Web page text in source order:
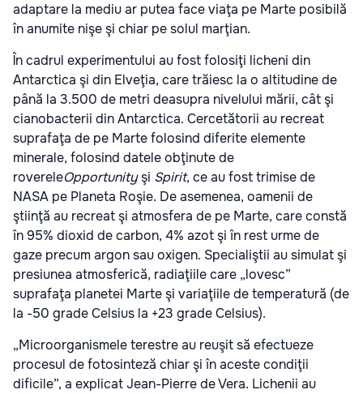
adaptare la mediu ar putea face viaţa pe Marte posibilă
în anumite nişe şi chiar pe solul marţian.
În cadrul experimentului au fost folosiţi licheni din
Antarctica şi din Elveţia, care trăiesc la o altitudine de
până la 3.500 de metri deasupra nivelului mării, cât şi
cianobacterii din Antarctica. Cercetătorii au recreat
suprafaţa de pe Marte folosind diferite elemente
minerale, folosind datele obţinute de
rovereleOpportunityşi Spirit, ce au fost trimise de
NASA pe Planeta Roşie. De asemenea, oamenii de
ştiinţă au recreat şi atmosfera de pe Marte, care constă
în 95% dioxid de carbon, 4% azot şi în rest urme de
gaze precum argon sau oxigen. Specialiştii au simulat şi
presiunea atmosferică, radiaţiile care „lovesc”
suprafaţa planetei Marte şi variaţiile de temperatură (de
la -50 grade Celsius la +23 grade Celsius).
„Microorganismele terestre au reuşit să efectueze
procesul de fotosinteză chiar şi în aceste condiţii
dificile”, a explicat Jean-Pierre de Vera. Lichenii au